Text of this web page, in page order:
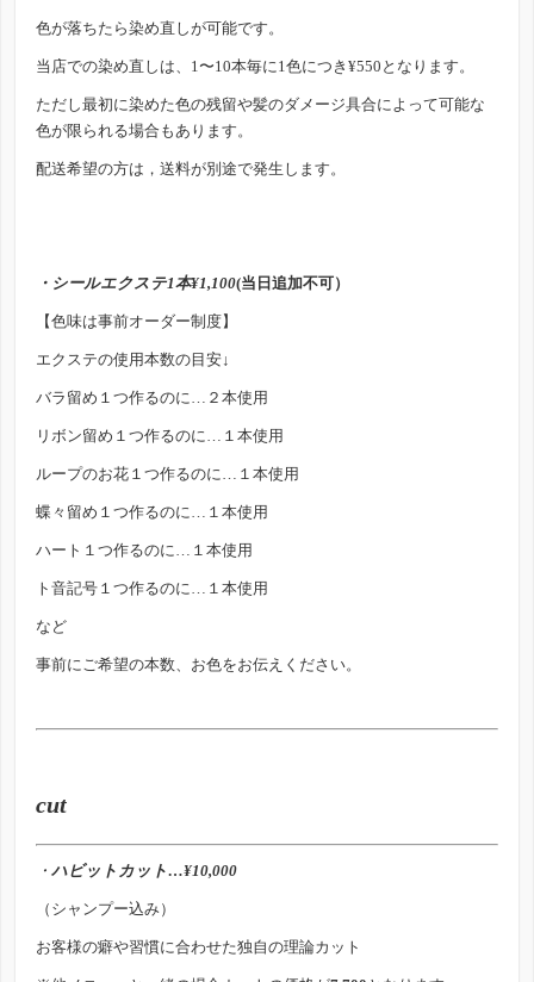
色が落ちたら染め直しが可能です。
当店での染め直しは、1〜10本毎に1色につき¥550となります。
ただし最初に染めた色の残留や髪のダメージ具合によって可能な
色が限られる場合もあります。
配送希望の方は，送料が別途で発生します。
・シールエクステ1本¥1,100(当日追加不可）
【色味は事前オーダー制度】
エクステの使用本数の目安↓
バラ留め１つ作るのに…２本使用
リボン留め１つ作るのに…１本使用
ループのお花１つ作るのに…１本使用
蝶々留め１つ作るのに…１本使用
ハート１つ作るのに…１本使用
ト音記号１つ作るのに…１本使用
など
事前にご希望の本数、お色をお伝えください。
cut
・ハビットカット…¥10,000
（シャンプー込み）
お客様の癖や習慣に合わせた独自の理論カット